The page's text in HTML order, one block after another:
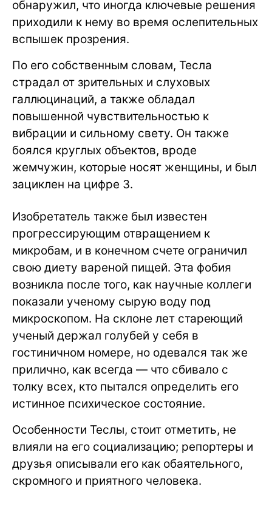
обнаружил, что иногда ключевые решения
приходили к нему во время ослепительных
вспышек прозрения.
По его собственным словам, Тесла
страдал от зрительных и слуховых
галлюцинаций, а также обладал
повышенной чувствительностью к
вибрации и сильному свету. Он также
боялся круглых объектов, вроде
жемчужин, которые носят женщины, и был
зациклен на цифре 3.
Изобретатель также был известен
прогрессирующим отвращением к
микробам, и в конечном счете ограничил
свою диету вареной пищей. Эта фобия
возникла после того, как научные коллеги
показали ученому сырую воду под
микроскопом. На склоне лет стареющий
ученый держал голубей у себя в
гостиничном номере, но одевался так же
прилично, как всегда — что сбивало с
толку всех, кто пытался определить его
истинное психическое состояние.
Особенности Теслы, стоит отметить, не
влияли на его социализацию; репортеры и
друзья описывали его как обаятельного,
скромного и приятного человека.